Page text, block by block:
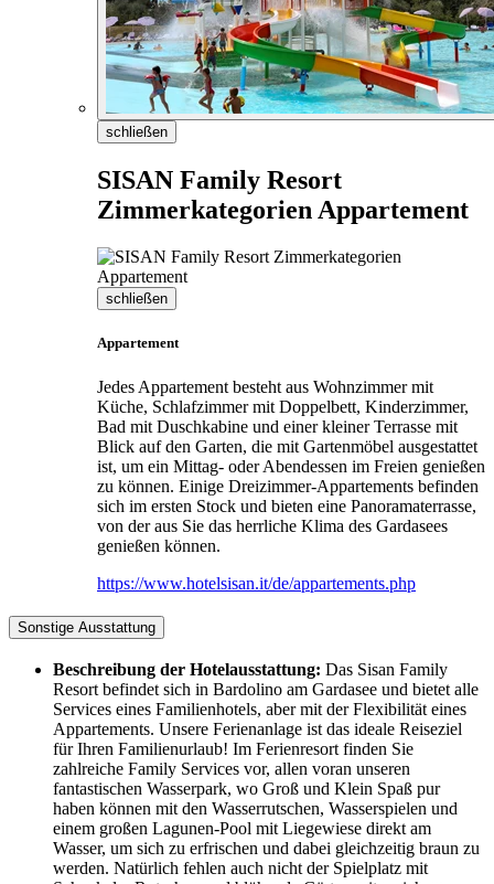
schließen
SISAN Family Resort
Zimmerkategorien Appartement
schließen
Appartement
Jedes Appartement besteht aus Wohnzimmer mit
Küche, Schlafzimmer mit Doppelbett, Kinderzimmer,
Bad mit Duschkabine und einer kleiner Terrasse mit
Blick auf den Garten, die mit Gartenmöbel ausgestattet
ist, um ein Mittag- oder Abendessen im Freien genießen
zu können. Einige Dreizimmer-Appartements befinden
sich im ersten Stock und bieten eine Panoramaterrasse,
von der aus Sie das herrliche Klima des Gardasees
genießen können.
https://www.hotelsisan.it/de/appartements.php
Sonstige Ausstattung
Beschreibung der Hotelausstattung: Das Sisan Family
Resort befindet sich in Bardolino am Gardasee und bietet alle
Services eines Familienhotels, aber mit der Flexibilität eines
Appartements. Unsere Ferienanlage ist das ideale Reiseziel
für Ihren Familienurlaub! Im Ferienresort finden Sie
zahlreiche Family Services vor, allen voran unseren
fantastischen Wasserpark, wo Groß und Klein Spaß pur
haben können mit den Wasserrutschen, Wasserspielen und
einem großen Lagunen-Pool mit Liegewiese direkt am
Wasser, um sich zu erfrischen und dabei gleichzeitig braun zu
werden. Natürlich fehlen auch nicht der Spielplatz mit